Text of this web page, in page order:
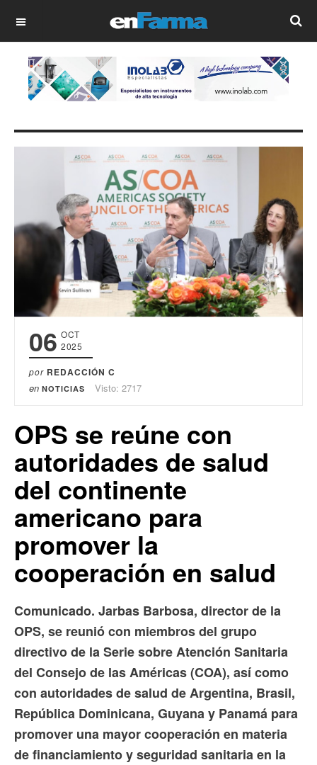
OFF CANVAS
06 OCT
2025
por REDACCIÓN C
en NOTICIAS Visto: 2717
OPS se reúne con
autoridades de salud
del continente
americano para
promover la
cooperación en salud
Comunicado. Jarbas Barbosa, director de la
OPS, se reunió con miembros del grupo
directivo de la Serie sobre Atención Sanitaria
del Consejo de las Américas (COA), así como
con autoridades de salud de Argentina, Brasil,
República Dominicana, Guyana y Panamá para
promover una mayor cooperación en materia
de financiamiento y seguridad sanitaria en la